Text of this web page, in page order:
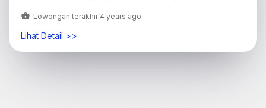
Lowongan terakhir 4 years ago
Lihat Detail >>